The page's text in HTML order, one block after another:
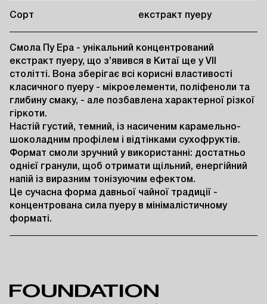
Сорт екстракт пуеру
Смола Пу Ера - унікальний концентрований
екстракт пуеру, що з’явився в Китаї ще у VII
столітті. Вона зберігає всі корисні властивості
класичного пуеру - мікроелементи, поліфеноли та
глибину смаку, - але позбавлена характерної різкої
гіркоти.
Настій густий, темний, із насиченим карамельно-
шоколадним профілем і відтінками сухофруктів.
Формат смоли зручний у використанні: достатньо
однієї гранули, щоб отримати щільний, енергійний
напій із виразним тонізуючим ефектом.
Це сучасна форма давньої чайної традиції -
концентрована сила пуеру в мінімалістичному
форматі.